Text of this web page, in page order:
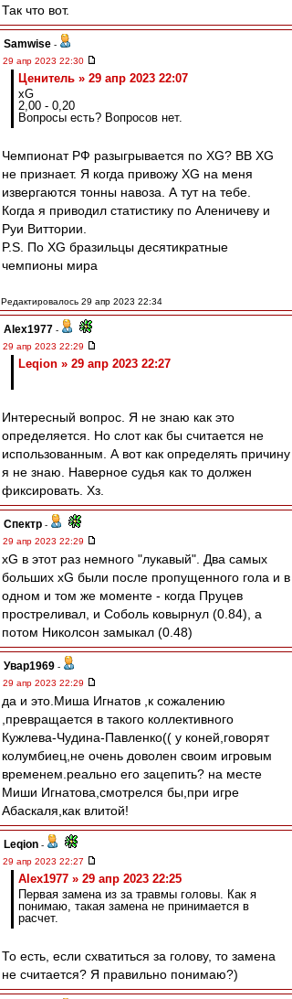
Так что вот.
Samwise -
29 апр 2023 22:30
Ценитель » 29 апр 2023 22:07
xG
2,00 - 0,20
Вопросы есть? Вопросов нет.
Чемпионат РФ разыгрывается по XG? ВВ XG
не признает. Я когда привожу XG на меня
извергаются тонны навоза. А тут на тебе.
Когда я приводил статистику по Аленичеву и
Руи Виттории.
P.S. По XG бразильцы десятикратные
чемпионы мира
Редактировалось 29 апр 2023 22:34
Alex1977 -
29 апр 2023 22:29
Leqion » 29 апр 2023 22:27
Интересный вопрос. Я не знаю как это
определяется. Но слот как бы считается не
использованным. А вот как определять причину
я не знаю. Наверное судья как то должен
фиксировать. Хз.
Спектр -
29 апр 2023 22:29
xG в этот раз немного "лукавый". Два самых
больших xG были после пропущенного гола и в
одном и том же моменте - когда Пруцев
простреливал, и Соболь ковырнул (0.84), а
потом Николсон замыкал (0.48)
Увар1969 -
29 апр 2023 22:29
да и это.Миша Игнатов ,к сожалению
,превращается в такого коллективного
Кужлева-Чудина-Павленко(( у коней,говорят
колумбиец,не очень доволен своим игровым
временем.реально его зацепить? на месте
Миши Игнатова,смотрелся бы,при игре
Абаскаля,как влитой!
Leqion -
29 апр 2023 22:27
Alex1977 » 29 апр 2023 22:25
Первая замена из за травмы головы. Как я
понимаю, такая замена не принимается в
расчет.
То есть, если схватиться за голову, то замена
не считается? Я правильно понимаю?)